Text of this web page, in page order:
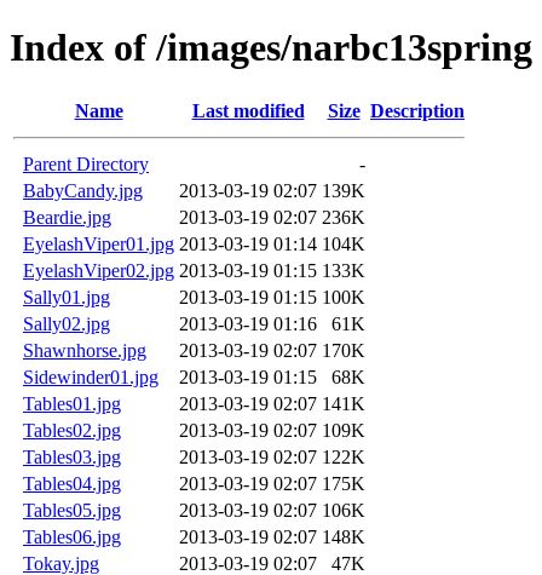
Index of /images/narbc13spring
Name Last modified Size Description
Parent Directory
-
BabyCandy.jpg
2013-03-19 02:07 139K
Beardie.jpg
2013-03-19 02:07 236K
EyelashViper01.jpg 2013-03-19 01:14 104K
EyelashViper02.jpg 2013-03-19 01:15 133K
Sally01.jpg
2013-03-19 01:15 100K
Sally02.jpg
2013-03-19 01:16
61K
Shawnhorse.jpg
2013-03-19 02:07 170K
Sidewinder01.jpg
2013-03-19 01:15
68K
Tables01.jpg
2013-03-19 02:07 141K
Tables02.jpg
2013-03-19 02:07 109K
Tables03.jpg
2013-03-19 02:07 122K
Tables04.jpg
2013-03-19 02:07 175K
Tables05.jpg
2013-03-19 02:07 106K
Tables06.jpg
2013-03-19 02:07 148K
Tokay.jpg
2013-03-19 02:07
47K